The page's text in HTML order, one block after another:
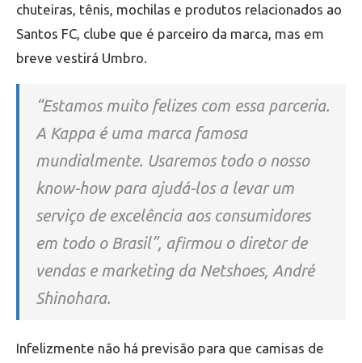
chuteiras, tênis, mochilas e produtos relacionados ao
Santos FC, clube que é parceiro da marca, mas em
breve vestirá Umbro.
“Estamos muito felizes com essa parceria.
A Kappa é uma marca famosa
mundialmente. Usaremos todo o nosso
know-how para ajudá-los a levar um
serviço de excelência aos consumidores
em todo o Brasil”, afirmou o diretor de
vendas e marketing da Netshoes, André
Shinohara.
Infelizmente não há previsão para que camisas de